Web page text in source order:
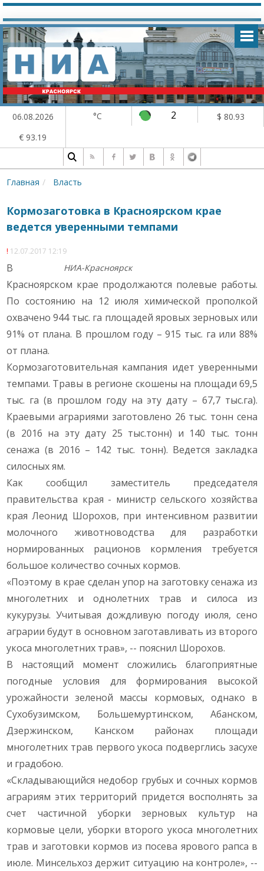
06.08.2026 °C 2
$ 80.93
€ 93.19
Главная Власть
Кормозаготовка в Красноярском крае
ведется уверенными темпами
12.07.2017 12:19
НИА-Красноярск
В
Красноярском крае продолжаются полевые работы.
По состоянию на 12 июля химической прополкой
охвачено 944 тыс. га площадей яровых зерновых или
91% от плана. В прошлом году – 915 тыс. га или 88%
от плана.
Кормозаготовительная кампания идет уверенными
темпами. Травы в регионе скошены на площади 69,5
тыс. га (в прошлом году на эту дату – 67,7 тыс.га).
Краевыми аграриями заготовлено 26 тыс. тонн сена
(в 2016 на эту дату 25 тыс.тонн) и 140 тыс. тонн
сенажа (в 2016 – 142 тыс. тонн). Ведется закладка
силосных ям.
Как сообщил заместитель председателя
правительства края - министр сельского хозяйства
края Леонид Шорохов, при интенсивном развитии
молочного животноводства для разработки
нормированных рационов кормления требуется
большое количество сочных кормов.
«Поэтому в крае сделан упор на заготовку сенажа из
многолетних и однолетних трав и силоса из
кукурузы. Учитывая дождливую погоду июля, сено
аграрии будут в основном заготавливать из второго
укоса многолетних трав», -- пояснил Шорохов.
В настоящий момент сложились благоприятные
погодные условия для формирования высокой
урожайности зеленой массы кормовых, однако в
Сухобузимском, Большемуртинском, Абанском,
Дзержинском, Канском районах площади
многолетних трав первого укоса подверглись засухе
и градобою.
«Складывающийся недобор грубых и сочных кормов
аграриям этих территорий придется восполнять за
счет частичной уборки зерновых культур на
кормовые цели, уборки второго укоса многолетних
трав и заготовки кормов из посева ярового рапса в
июле. Минсельхоз держит ситуацию на контроле», --